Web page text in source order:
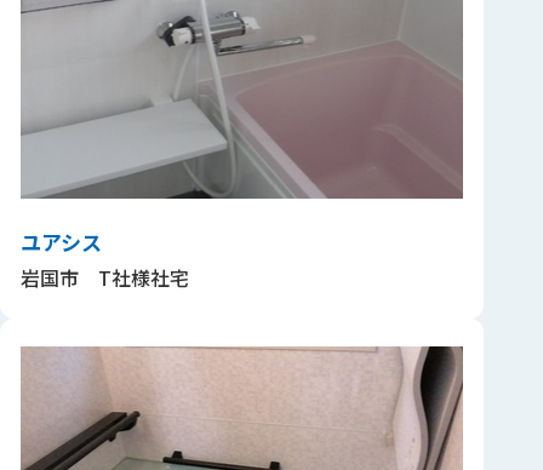
ユアシス
岩国市 T社様社宅